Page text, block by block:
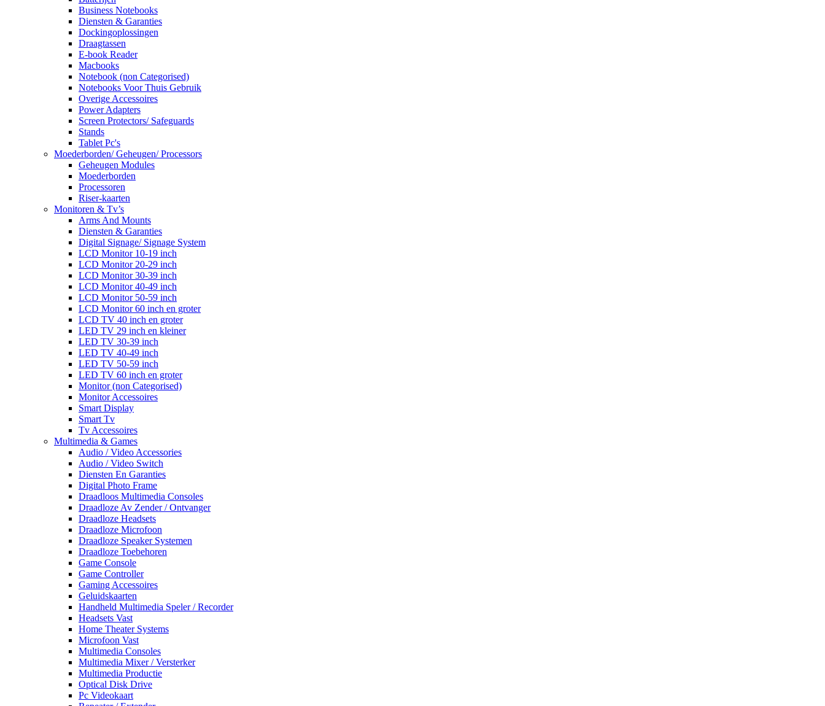
Business Notebooks
Diensten & Garanties
Dockingoplossingen
Draagtassen
E-book Reader
Macbooks
Notebook (non Categorised)
Notebooks Voor Thuis Gebruik
Overige Accessoires
Power Adapters
Screen Protectors/ Safeguards
Stands
Tablet Pc's
Moederborden/ Geheugen/ Processors
Geheugen Modules
Moederborden
Processoren
Riser-kaarten
Monitoren & Tv’s
Arms And Mounts
Diensten & Garanties
Digital Signage/ Signage System
LCD Monitor 10-19 inch
LCD Monitor 20-29 inch
LCD Monitor 30-39 inch
LCD Monitor 40-49 inch
LCD Monitor 50-59 inch
LCD Monitor 60 inch en groter
LCD TV 40 inch en groter
LED TV 29 inch en kleiner
LED TV 30-39 inch
LED TV 40-49 inch
LED TV 50-59 inch
LED TV 60 inch en groter
Monitor (non Categorised)
Monitor Accessoires
Smart Display
Smart Tv
Tv Accessoires
Multimedia & Games
Audio / Video Accessories
Audio / Video Switch
Diensten En Garanties
Digital Photo Frame
Draadloos Multimedia Consoles
Draadloze Av Zender / Ontvanger
Draadloze Headsets
Draadloze Microfoon
Draadloze Speaker Systemen
Draadloze Toebehoren
Game Console
Game Controller
Gaming Accessoires
Geluidskaarten
Handheld Multimedia Speler / Recorder
Headsets Vast
Home Theater Systems
Microfoon Vast
Multimedia Consoles
Multimedia Mixer / Versterker
Multimedia Productie
Optical Disk Drive
Pc Videokaart